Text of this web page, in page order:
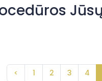
< 1 2 3 4